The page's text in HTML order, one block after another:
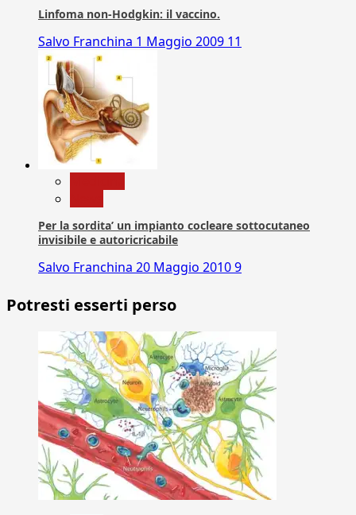
Linfoma non-Hodgkin: il vaccino.
Salvo Franchina 1 Maggio 2009 11
Per la sordita’ un impianto cocleare sottocutaneo
invisibile e autoricricabile
Salvo Franchina 20 Maggio 20109
Potresti esserti perso